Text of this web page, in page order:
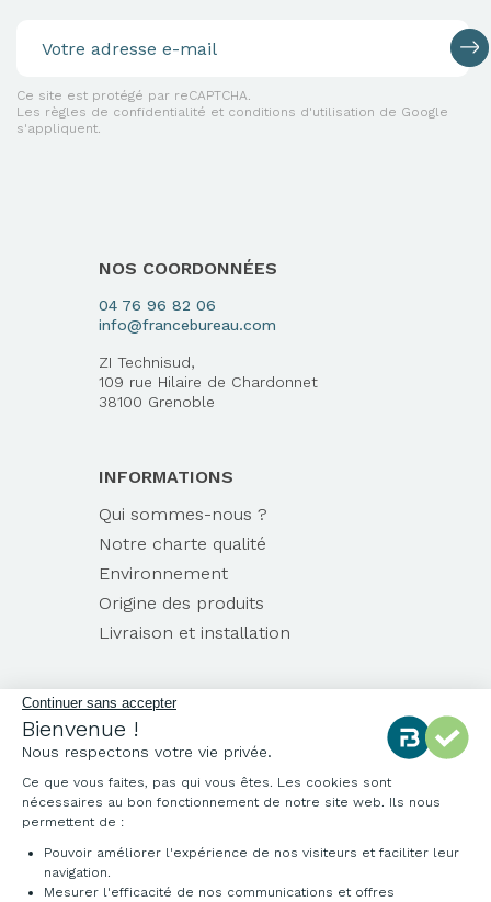
Ce site est protégé par reCAPTCHA.
Les règles de confidentialité et conditions d'utilisation de Google
s'appliquent.
NOS COORDONNÉES
04 76 96 82 06
info@francebureau.com
ZI Technisud,
109 rue Hilaire de Chardonnet
38100 Grenoble
INFORMATIONS
Qui sommes-nous ?
Notre charte qualité
Environnement
Origine des produits
Livraison et installation